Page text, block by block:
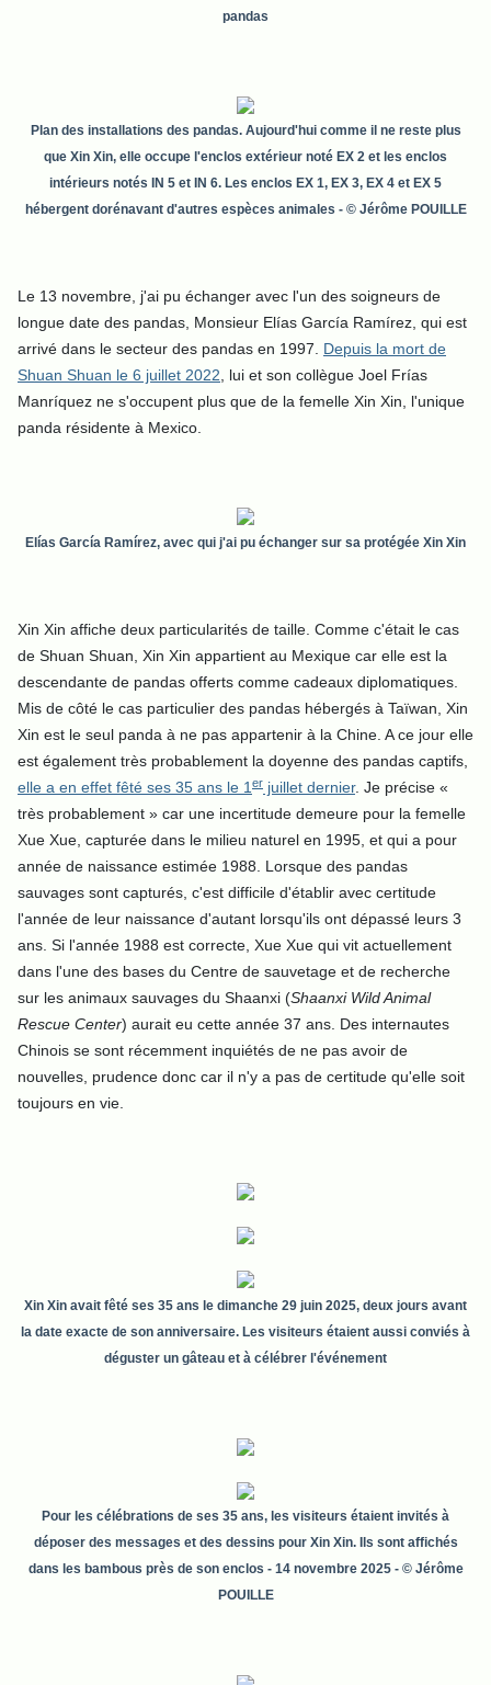
pandas
Plan des installations des pandas. Aujourd'hui comme il ne reste plus
que Xin Xin, elle occupe l'enclos extérieur noté EX 2 et les enclos
intérieurs notés IN 5 et IN 6. Les enclos EX 1, EX 3, EX 4 et EX 5
hébergent dorénavant d'autres espèces animales - © Jérôme POUILLE
Le 13 novembre, j'ai pu échanger avec l'un des soigneurs de
longue date des pandas, Monsieur Elías García Ramírez, qui est
arrivé dans le secteur des pandas en 1997. Depuis la mort de
Shuan Shuan le 6 juillet 2022 , lui et son collègue Joel Frías
Manríquez ne s'occupent plus que de la femelle Xin Xin, l'unique
panda résidente à Mexico.
Elías García Ramírez, avec qui j'ai pu échanger sur sa protégée Xin Xin
Xin Xin affiche deux particularités de taille. Comme c'était le cas
de Shuan Shuan, Xin Xin appartient au Mexique car elle est la
descendante de pandas offerts comme cadeaux diplomatiques.
Mis de côté le cas particulier des pandas hébergés à Taïwan, Xin
Xin est le seul panda à ne pas appartenir à la Chine. A ce jour elle
est également très probablement la doyenne des pandas captifs,
elle a en effet fêté ses 35 ans le 1 er juillet dernier. Je précise «
très probablement » car une incertitude demeure pour la femelle
Xue Xue, capturée dans le milieu naturel en 1995, et qui a pour
année de naissance estimée 1988. Lorsque des pandas
sauvages sont capturés, c'est difficile d'établir avec certitude
l'année de leur naissance d'autant lorsqu'ils ont dépassé leurs 3
ans. Si l'année 1988 est correcte, Xue Xue qui vit actuellement
dans l'une des bases du Centre de sauvetage et de recherche
sur les animaux sauvages du Shaanxi (Shaanxi Wild Animal
Rescue Center) aurait eu cette année 37 ans. Des internautes
Chinois se sont récemment inquiétés de ne pas avoir de
nouvelles, prudence donc car il n'y a pas de certitude qu'elle soit
toujours en vie.
Xin Xin avait fêté ses 35 ans le dimanche 29 juin 2025, deux jours avant
la date exacte de son anniversaire. Les visiteurs étaient aussi conviés à
déguster un gâteau et à célébrer l'événement
Pour les célébrations de ses 35 ans, les visiteurs étaient invités à
déposer des messages et des dessins pour Xin Xin. Ils sont affichés
dans les bambous près de son enclos - 14 novembre 2025 - © Jérôme
POUILLE